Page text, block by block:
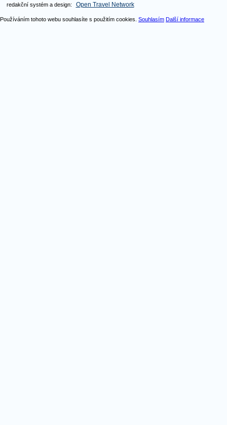
redakční systém a design: Open Travel Network
Používáním tohoto webu souhlasíte s použitím cookies. Souhlasím Další informace